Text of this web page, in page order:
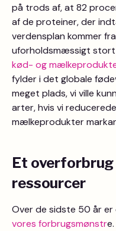
på trods af, at 82
af de proteiner, der
verdensplan kommer
uforholdsmæssigt stort
kød- og
fylder i det globale
meget plads, vi ville
arter, hvis vi
mælkeprodukter
Et overforbrug
ressourcer
Over de sidste 50 år er
vores forbrugsmønstr